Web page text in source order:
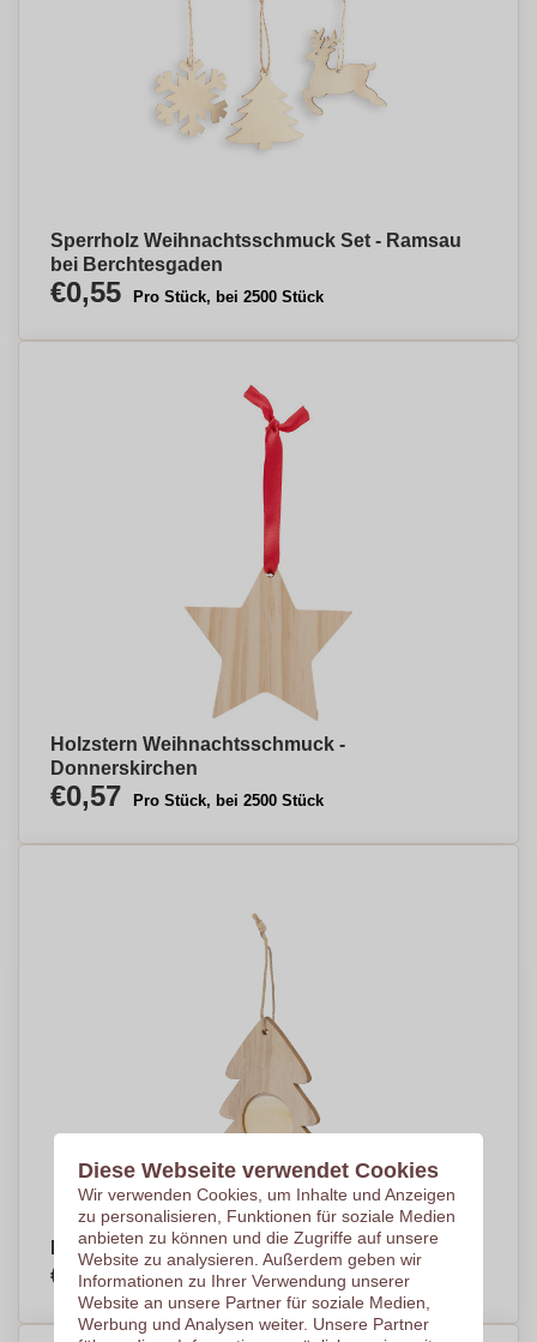
Sperrholz Weihnachtsschmuck Set - Ramsau
bei Berchtesgaden
€0,55 Pro Stück, bei 2500 Stück
Holzstern Weihnachtsschmuck -
Donnerskirchen
€0,57 Pro Stück, bei 2500 Stück
Naturholz Foto Rahmen Ornamente
€0,71 Pro Stück, bei 2500 Stück
Diese Webseite verwendet Cookies
Wir verwenden Cookies, um Inhalte und Anzeigen
zu personalisieren, Funktionen für soziale Medien
anbieten zu können und die Zugriffe auf unsere
Website zu analysieren. Außerdem geben wir
Informationen zu Ihrer Verwendung unserer
Website an unsere Partner für soziale Medien,
Werbung und Analysen weiter. Unsere Partner